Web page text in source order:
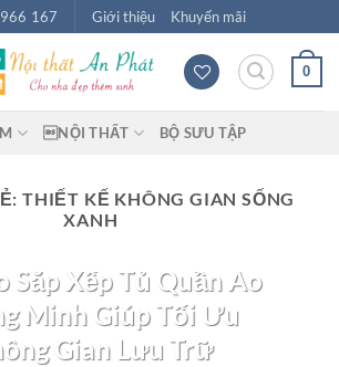
167 Giới thiệu Khuyến mãi
0
NỘI THẤT BỘ SƯU TẬP
THIẾT KẾ KHÔNG GIAN SỐNG
XANH
Sắp Xếp Tủ Quần Áo
Minh Giúp Tối Ưu
Gian Lưu Trữ